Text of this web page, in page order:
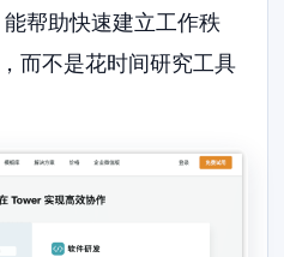
帮助快速建立工作秩
而不是花时间研究工具